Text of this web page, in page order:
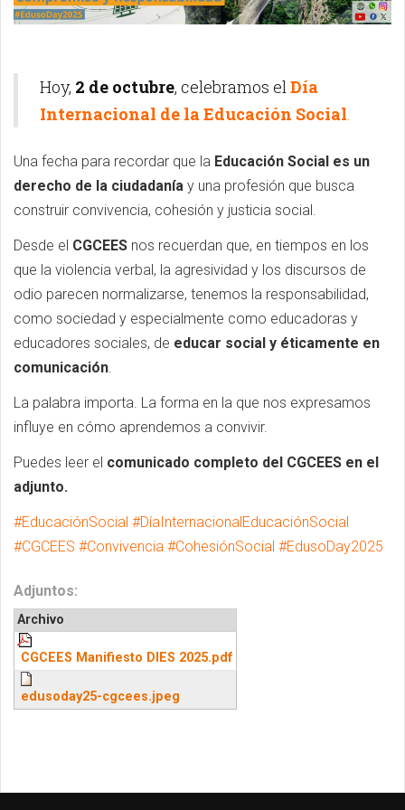
Hoy, 2 de octubre, celebramos el Día
Internacional de la Educación Social
Una fecha para recordar que la Educación Social es un
derecho de la ciudadanía y una profesión que busca
construir convivencia, cohesión y justicia social.
Desde el CGCEES nos recuerdan que, en tiempos en los
que la violencia verbal, la agresividad y los discursos de
odio parecen normalizarse, tenemos la responsabilidad,
como sociedad y especialmente como educadoras y
educadores sociales, de educar social y éticamente en
comunicación
La palabra importa. La forma en la que nos expresamos
influye en cómo aprendemos a convivir.
Puedes leer el comunicado completo del CGCEES en el
adjunto.
#EducaciónSocial #DíaInternacionalEducaciónSocial
#CGCEES #Convivencia #CohesiónSocial #EdusoDay2025
Adjuntos:
Archivo
CGCEES Manifiesto DIES 2025.pdf
edusoday25-cgcees.jpeg